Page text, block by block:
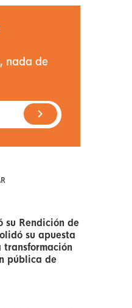
nada de
su Rendición de
su apuesta
pública de